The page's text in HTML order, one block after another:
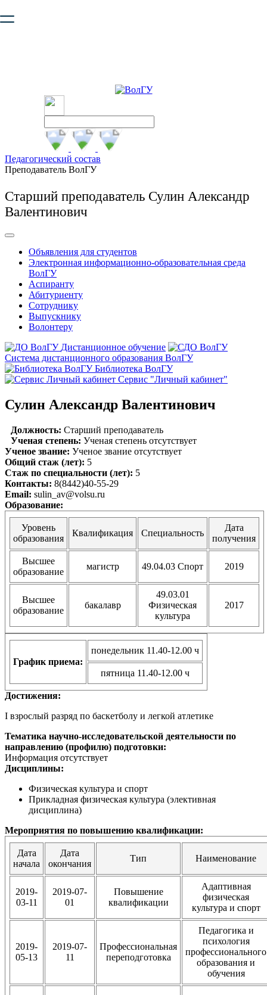
безопасную работу с сайтом. Пожалуйста
Педагогический состав
Преподаватель ВолГУ
Старший преподаватель Сулин Александр
Валентинович
Объявления для студентов
Электронная информационно-образовательная среда
ВолГУ
Аспиранту
Абитуриенту
Сотруднику
Выпускнику
Волонтеру
Дистанционное обучение
Система дистанционного образования ВолГУ
Библиотека ВолГУ
Сервис "Личный кабинет"
Сулин Александр Валентинович
Должность: Старший преподаватель
Ученая степень: Ученая степень отсутствует
Ученое звание: Ученое звание отсутствует
Общий стаж (лет): 5
Стаж по специальности (лет): 5
Контакты: 8(8442)40-55-29
Email: sulin_av@volsu.ru
Образование:
Уровень
образования
Квалификация Специальность
Дата
получения
Высшее
образование
магистр 49.04.03 Спорт 2019
Высшее
образование
бакалавр
49.03.01
Физическая
культура
2017
График приема:
понедельник 11.40-12.00 ч
пятница 11.40-12.00 ч
Достижения:
I взрослый разряд по баскетболу и легкой атлетике
Тематика научно-исследовательской деятельности по
направлению (профилю) подготовки:
Информация отсутствует
Дисциплины:
Физическая культура и спорт
Прикладная физическая культура (элективная
дисциплина)
Мероприятия по повышению квалификации:
Дата
начала
Дата
окончания
Тип Наименование
2019-
03-11
2019-07-
01
Повышение
квалификации
Адаптивная
физическая
культура и спорт
2019-
05-13
2019-07-
11
Профессиональная
переподготовка
Педагогика и
психология
профессионального
образования и
обучения